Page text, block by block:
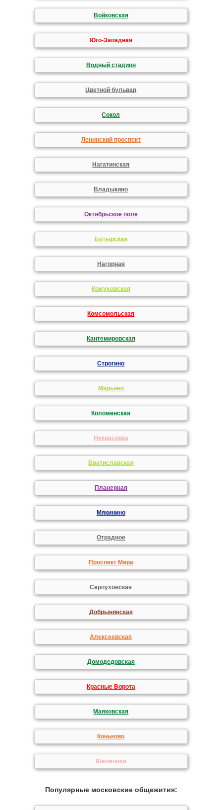
Войковская
Юго-Западная
Водный стадион
Цветной бульвар
Сокол
Ленинский проспект
Нагатинская
Владыкино
Октябрьское поле
Бутырская
Нагорная
Кожуховская
Комсомольская
Кантемировская
Строгино
Марьино
Коломенская
Некрасовка
Братиславская
Планерная
Мякинино
Отрадное
Проспект Мира
Серпуховская
Добрынинская
Алексеевская
Домодедовская
Красные Ворота
Маяковская
Коньково
Шелепиха
Популярные московские общежития: